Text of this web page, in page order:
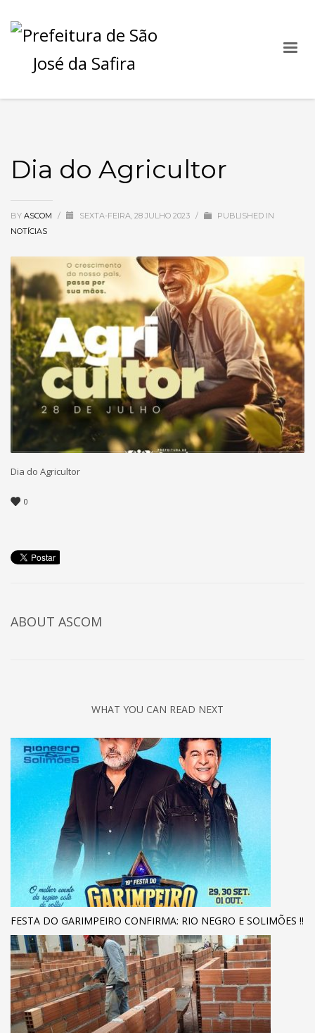
Dia do Agricultor
BY ASCOM / SEXTA-FEIRA, 28 JULHO 2023 /
PUBLISHED IN
NOTÍCIAS
Dia do Agricultor
0
ABOUT ASCOM
WHAT YOU CAN READ NEXT
FESTA DO GARIMPEIRO CONFIRMA: RIO NEGRO E SOLIMÕES !!